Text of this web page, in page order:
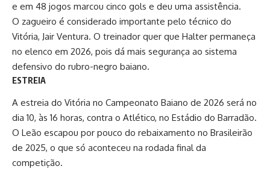
e em 48 jogos marcou cinco gols e deu uma assistência.
O zagueiro é considerado importante pelo técnico do
Vitória, Jair Ventura. O treinador quer que Halter permaneça
no elenco em 2026, pois dá mais segurança ao sistema
defensivo do rubro-negro baiano.
ESTREIA
A estreia do Vitória no Campeonato Baiano de 2026 será no
dia 10, às 16 horas, contra o Atlético, no Estádio do Barradão.
O Leão escapou por pouco do rebaixamento no Brasileirão
de 2025, o que só aconteceu na rodada final da
competição.